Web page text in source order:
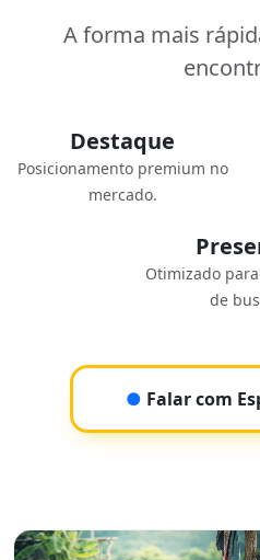
A forma mais
Destaque
Posicionamento premium no
mercado.
Otimizado
de
● Falar com